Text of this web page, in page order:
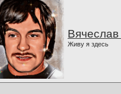
Живу я здесь